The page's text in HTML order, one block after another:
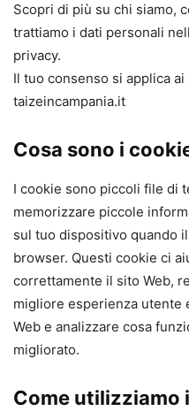
Scopri di più su chi siamo,
trattiamo i dati personali
privacy.
Il tuo consenso si applica
taizeincampania.it
Cosa sono i
I cookie sono piccoli file di
memorizzare piccole
sul tuo dispositivo quando
browser. Questi cookie ci
correttamente il sito Web,
migliore esperienza utente
Web e analizzare cosa
migliorato.
Come utilizziamo